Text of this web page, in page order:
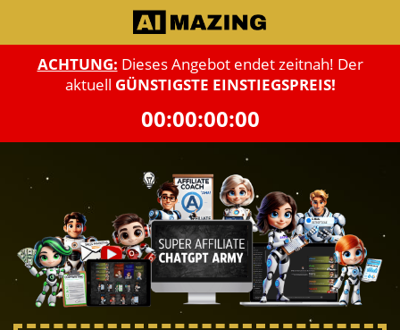
ACHTUNG: Dieses Angebot endet zeitnah! Der
aktuell GÜNSTIGSTE EINSTIEGSPREIS!
00 00 00 00